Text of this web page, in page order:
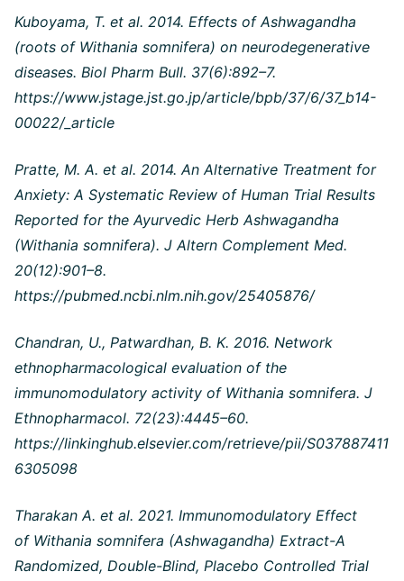
Kuboyama, T. et al. 2014. Effects of Ashwagandha
(roots of Withania somnifera) on neurodegenerative
diseases. Biol Pharm Bull. 37(6):892–7.
https://www.jstage.jst.go.jp/article/bpb/37/6/37_b14-
00022/_article
Pratte, M. A. et al. 2014. An Alternative Treatment for
Anxiety: A Systematic Review of Human Trial Results
Reported for the Ayurvedic Herb Ashwagandha
(Withania somnifera). J Altern Complement Med.
20(12):901–8.
https://pubmed.ncbi.nlm.nih.gov/25405876/
Chandran, U., Patwardhan, B. K. 2016. Network
ethnopharmacological evaluation of the
immunomodulatory activity of Withania somnifera. J
Ethnopharmacol. 72(23):4445–60.
https://linkinghub.elsevier.com/retrieve/pii/S037887411
6305098
Tharakan A. et al. 2021. Immunomodulatory Effect
of Withania somnifera (Ashwagandha) Extract-A
Randomized, Double-Blind, Placebo Controlled Trial